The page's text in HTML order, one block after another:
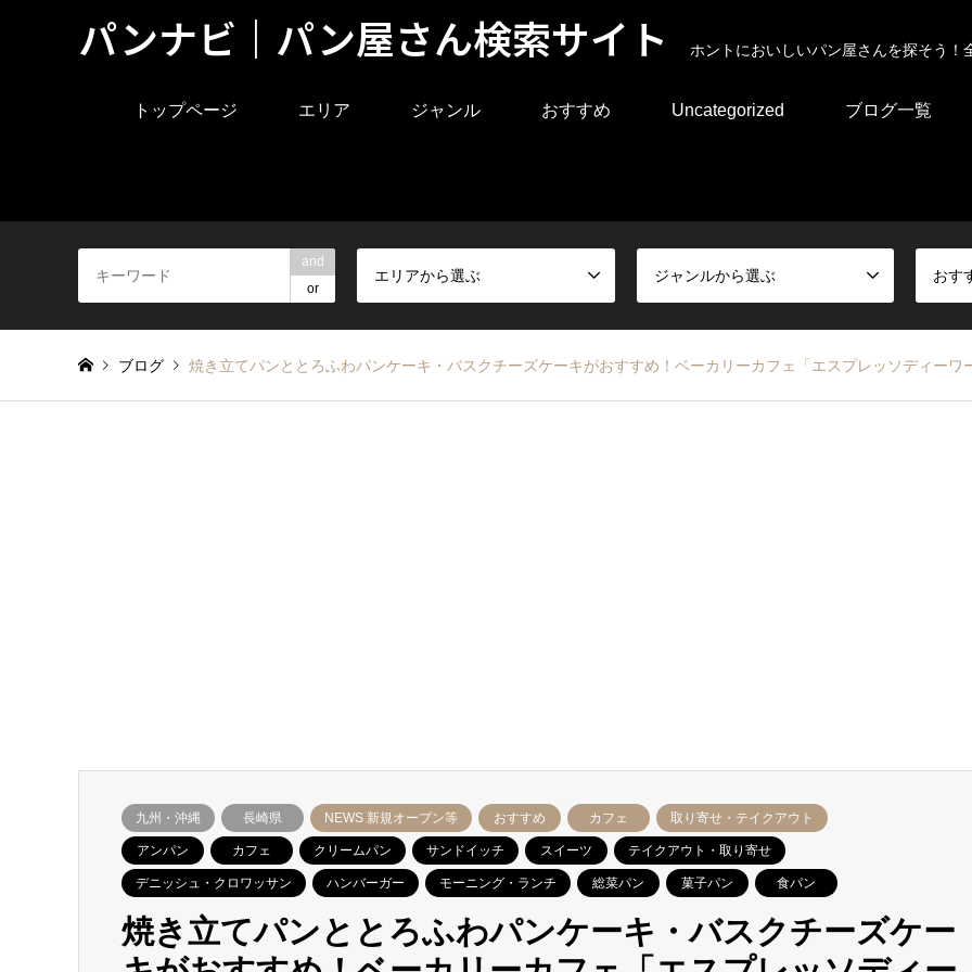
パンナビ｜パン屋さん検索サイト ホントにおいしいパン屋さんを探そう
トップページ エリア ジャンル おすすめ Uncategorized ブログ一覧
and
or
エリアから選ぶ ジャンルから選ぶ おす
ブログ 焼き立てパンととろふわパンケーキ・バスクチーズケーキがおすすめ！ベーカリーカフェ「エスプレッソディーワ
九州・沖縄 長崎県 NEWS 新規オープン等 おすすめ カフェ 取り寄せ・テイクアウト
アンパン カフェ クリームパン サンドイッチ スイーツ テイクアウト・取り寄せ
デニッシュ・クロワッサン ハンバーガー モーニング・ランチ 総菜パン 菓子パン 食パン
焼き立てパンととろふわパンケーキ・バスクチーズケー